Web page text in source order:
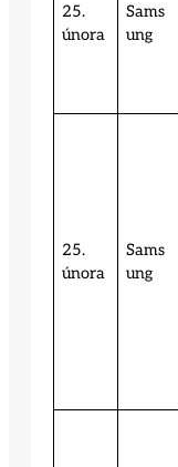
25.
února
Sams
ung
25.
února
Sams
ung